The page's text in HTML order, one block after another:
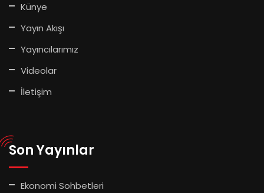
Künye
Yayın Akışı
Yayıncılarımız
Videolar
İletişim
Son Yayınlar
Ekonomi Sohbetleri